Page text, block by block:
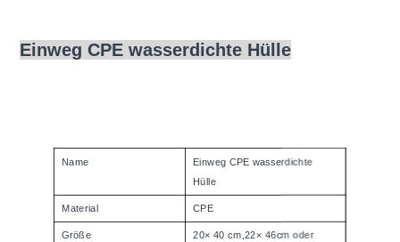
Einweg CPE wasserdichte Hülle
Name
Einweg CPE wasserdichte
Hülle
Material CPE
Größe 20× 40 cm,22× 46cm oder